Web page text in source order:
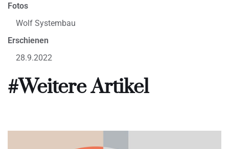
Fotos
Wolf Systembau
Erschienen
28.9.2022
#Weitere Artikel